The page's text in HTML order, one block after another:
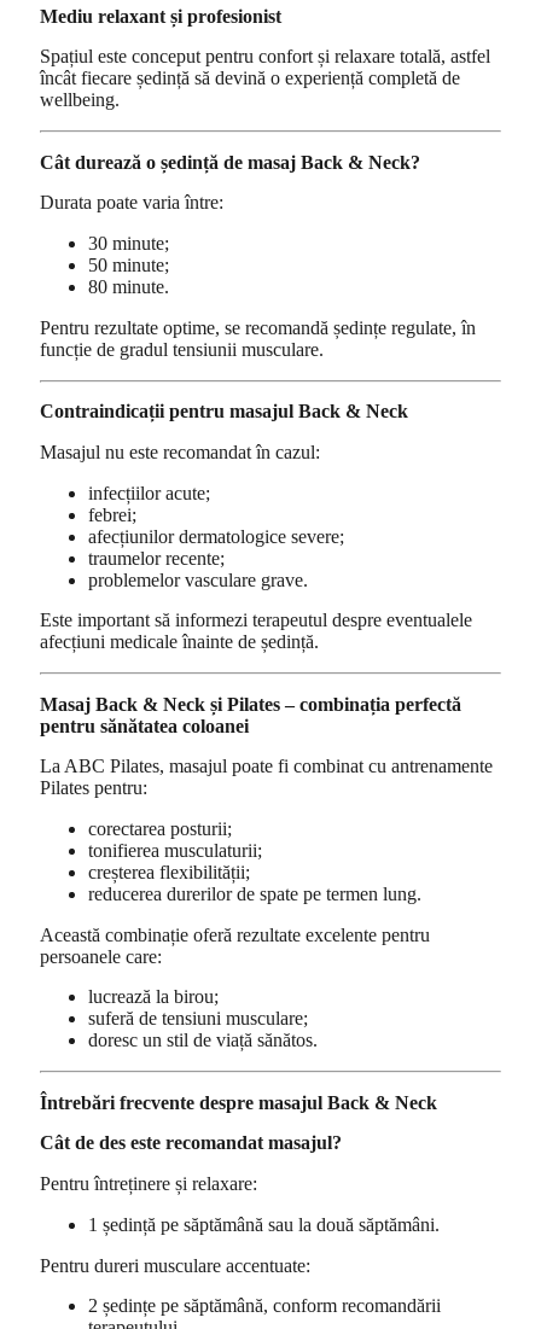
Mediu relaxant și profesionist
Spațiul este conceput pentru confort și relaxare totală, astfel
încât fiecare ședință să devină o experiență completă de
wellbeing.
Cât durează o ședință de masaj Back & Neck?
Durata poate varia între:
30 minute;
50 minute;
80 minute.
Pentru rezultate optime, se recomandă ședințe regulate, în
funcție de gradul tensiunii musculare.
Contraindicații pentru masajul Back & Neck
Masajul nu este recomandat în cazul:
infecțiilor acute;
febrei;
afecțiunilor dermatologice severe;
traumelor recente;
problemelor vasculare grave.
Este important să informezi terapeutul despre eventualele
afecțiuni medicale înainte de ședință.
Masaj Back & Neck și Pilates – combinația perfectă
pentru sănătatea coloanei
La ABC Pilates, masajul poate fi combinat cu antrenamente
Pilates pentru:
corectarea posturii;
tonifierea musculaturii;
creșterea flexibilității;
reducerea durerilor de spate pe termen lung.
Această combinație oferă rezultate excelente pentru
persoanele care:
lucrează la birou;
suferă de tensiuni musculare;
doresc un stil de viață sănătos.
Întrebări frecvente despre masajul Back & Neck
Cât de des este recomandat masajul?
Pentru întreținere și relaxare:
1 ședință pe săptămână sau la două săptămâni.
Pentru dureri musculare accentuate:
2 ședințe pe săptămână, conform recomandării